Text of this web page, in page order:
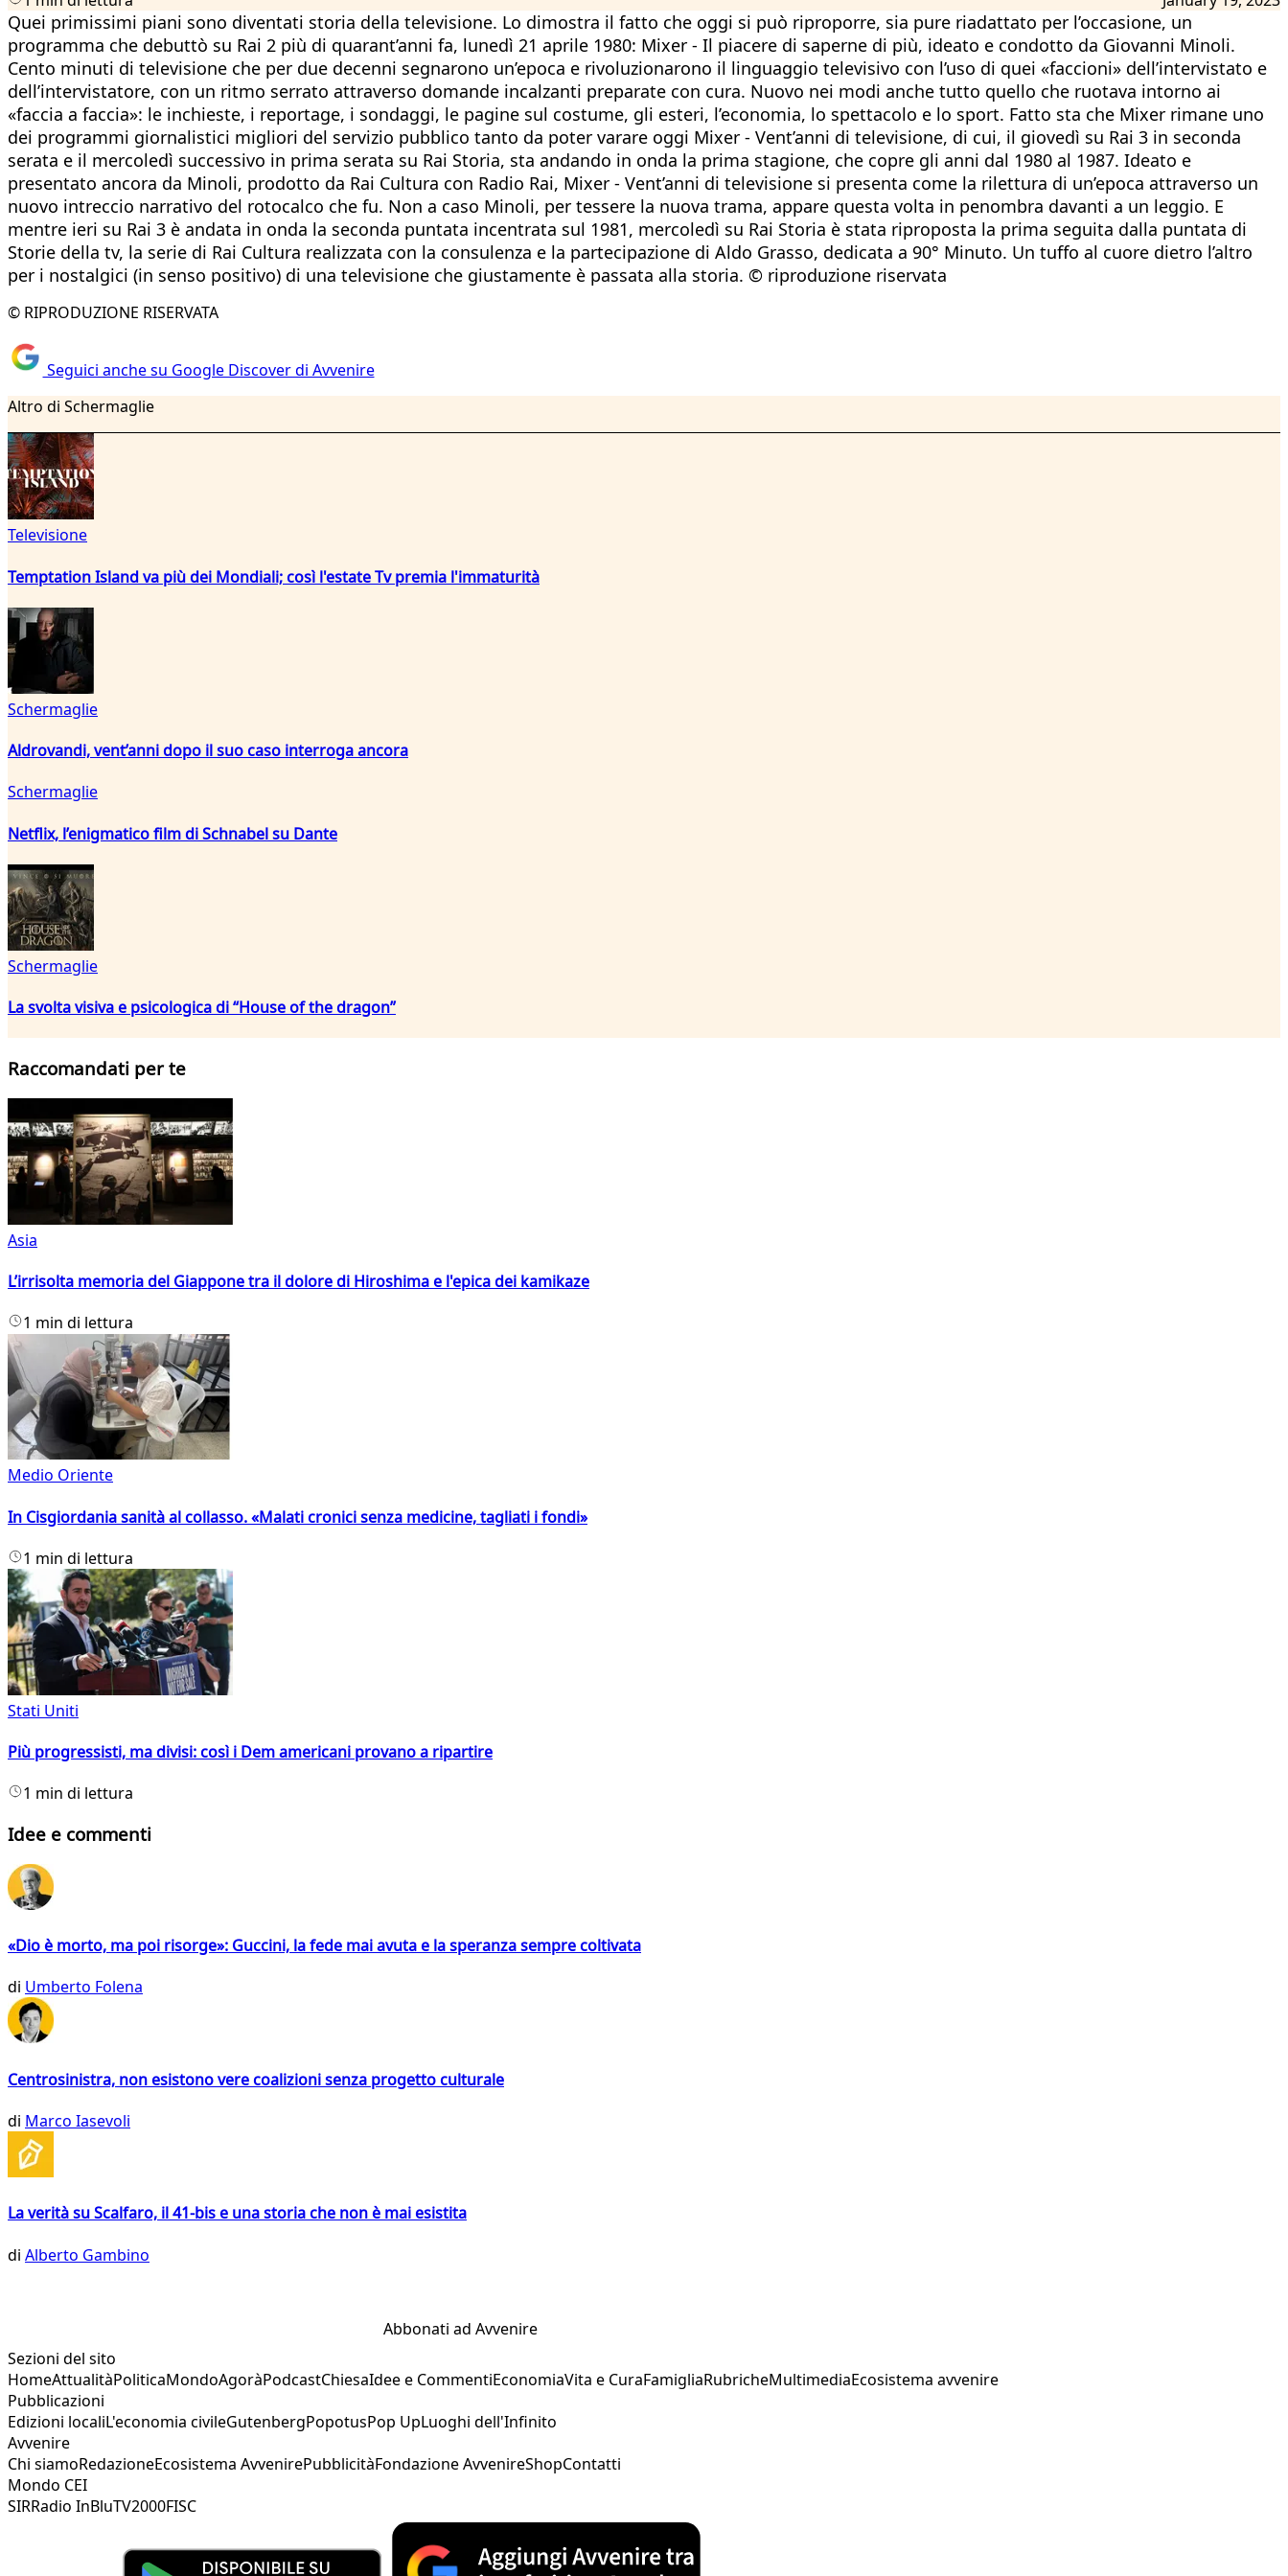
Quei primissimi piani sono diventati storia della televisione. Lo dimostra il fatto che oggi si può riproporre, sia pure riadattato per l’occasione, un
programma che debuttò su Rai 2 più di quarant’anni fa, lunedì 21 aprile 1980: Mixer - Il piacere di saperne di più, ideato e condotto da Giovanni Minoli.
Cento minuti di televisione che per due decenni segnarono un’epoca e rivoluzionarono il linguaggio televisivo con l’uso di quei «faccioni» dell’intervistato e
dell’intervistatore, con un ritmo serrato attraverso domande incalzanti preparate con cura. Nuovo nei modi anche tutto quello che ruotava intorno ai
«faccia a faccia»: le inchieste, i reportage, i sondaggi, le pagine sul costume, gli esteri, l’economia, lo spettacolo e lo sport. Fatto sta che Mixer rimane uno
dei programmi giornalistici migliori del servizio pubblico tanto da poter varare oggi Mixer - Vent’anni di televisione, di cui, il giovedì su Rai 3 in seconda
serata e il mercoledì successivo in prima serata su Rai Storia, sta andando in onda la prima stagione, che copre gli anni dal 1980 al 1987. Ideato e
presentato ancora da Minoli, prodotto da Rai Cultura con Radio Rai, Mixer - Vent’anni di televisione si presenta come la rilettura di un’epoca attraverso un
nuovo intreccio narrativo del rotocalco che fu. Non a caso Minoli, per tessere la nuova trama, appare questa volta in penombra davanti a un leggio. E
mentre ieri su Rai 3 è andata in onda la seconda puntata incentrata sul 1981, mercoledì su Rai Storia è stata riproposta la prima seguita dalla puntata di
Storie della tv, la serie di Rai Cultura realizzata con la consulenza e la partecipazione di Aldo Grasso, dedicata a 90° Minuto. Un tuffo al cuore dietro l’altro
per i nostalgici (in senso positivo) di una televisione che giustamente è passata alla storia. © riproduzione riservata
© RIPRODUZIONE RISERVATA
Seguici anche su Google Discover di Avvenire
Altro di Schermaglie
Televisione
Temptation Island va più dei Mondiali; così l'estate Tv premia l'immaturità
Schermaglie
Aldrovandi, vent’anni dopo il suo caso interroga ancora
Schermaglie
Netflix, l’enigmatico film di Schnabel su Dante
Schermaglie
La svolta visiva e psicologica di “House of the dragon”
Raccomandati per te
Asia
L’irrisolta memoria del Giappone tra il dolore di Hiroshima e l'epica dei kamikaze
1 min di lettura
Medio Oriente
In Cisgiordania sanità al collasso. «Malati cronici senza medicine, tagliati i fondi»
1 min di lettura
Stati Uniti
Più progressisti, ma divisi: così i Dem americani provano a ripartire
1 min di lettura
Idee e commenti
«Dio è morto, ma poi risorge»: Guccini, la fede mai avuta e la speranza sempre coltivata
di Umberto Folena
Centrosinistra, non esistono vere coalizioni senza progetto culturale
di Marco Iasevoli
La verità su Scalfaro, il 41-bis e una storia che non è mai esistita
di Alberto Gambino
Abbonati ad Avvenire
Sezioni del sito
HomeAttualitàPoliticaMondoAgoràPodcastChiesaIdee e CommentiEconomiaVita e CuraFamigliaRubricheMultimediaEcosistema avvenire
Pubblicazioni
Edizioni localiL'economia civileGutenbergPopotusPop UpLuoghi dell'Infinito
Avvenire
Chi siamoRedazioneEcosistema AvvenirePubblicitàFondazione AvvenireShopContatti
Mondo CEI
SIRRadio InBluTV2000FISC